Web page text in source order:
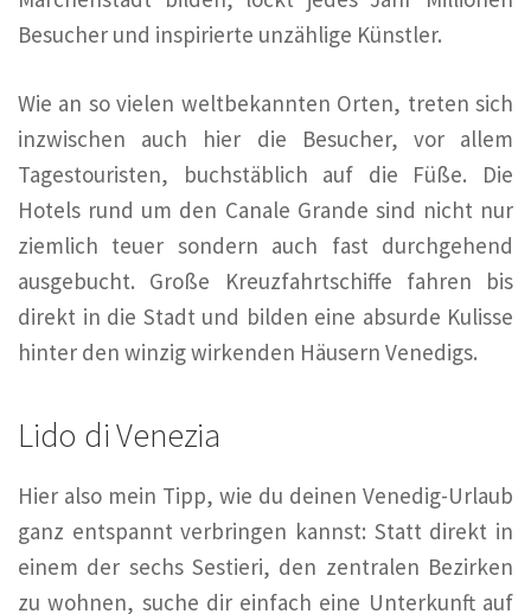
Besucher und inspirierte unzählige Künstler.
Wie an so vielen weltbekannten Orten, treten sich
inzwischen auch hier die Besucher, vor allem
Tagestouristen, buchstäblich auf die Füße. Die
Hotels rund um den Canale Grande sind nicht nur
ziemlich teuer sondern auch fast durchgehend
ausgebucht. Große Kreuzfahrtschiffe fahren bis
direkt in die Stadt und bilden eine absurde Kulisse
hinter den winzig wirkenden Häusern Venedigs.
Lido di Venezia
Hier also mein Tipp, wie du deinen Venedig-Urlaub
ganz entspannt verbringen kannst: Statt direkt in
einem der sechs Sestieri, den zentralen Bezirken
zu wohnen, suche dir einfach eine Unterkunft auf